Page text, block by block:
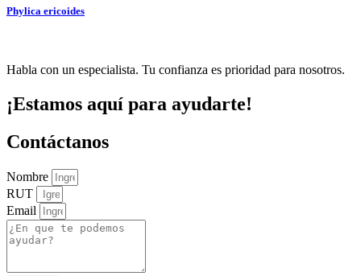
Phylica ericoides
Habla con un especialista. Tu confianza es prioridad para nosotros.
¡Estamos aquí para ayudarte!
Contáctanos
Nombre
RUT
Email